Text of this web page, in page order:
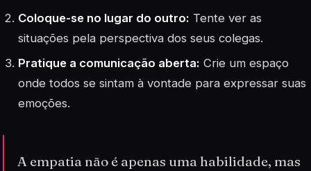
Coloque-se no lugar do outro: Tente ver as
situações pela perspectiva dos seus colegas.
Pratique a comunicação aberta: Crie um espaço
onde todos se sintam à vontade para expressar suas
emoções.
A empatia não é apenas uma habilidade, mas